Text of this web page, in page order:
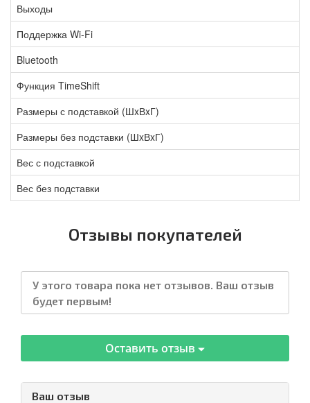
Выходы
Поддержка Wi-Fi
Bluetooth
Функция TimeShift
Размеры с подставкой (ШxВxГ)
Размеры без подставки (ШxВxГ)
Вес с подставкой
Вес без подставки
Отзывы покупателей
У этого товара пока нет отзывов. Ваш отзыв
будет первым!
Оставить отзыв
Ваш отзыв